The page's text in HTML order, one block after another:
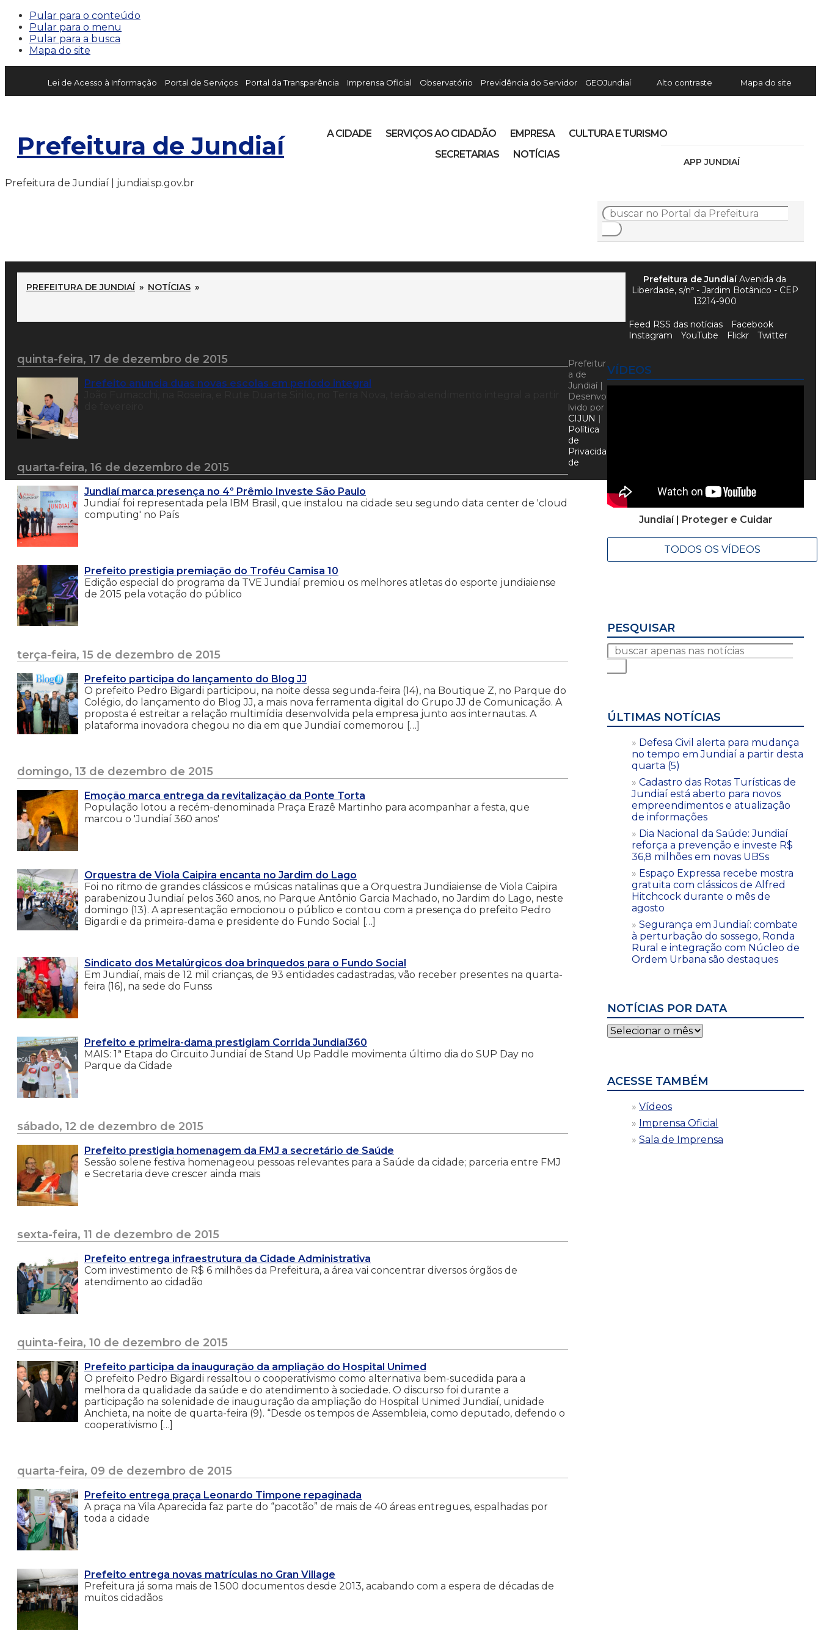
Pular para o conteúdo
Pular para o menu
Pular para a busca
Mapa do site
Lei de Acesso à Informação Portal de Serviços Portal da Transparência Imprensa Oficial Observatório Previdência do Servidor GEOJundiaí Alto contraste Mapa do site
Prefeitura de Jundiaí
APP JUNDIAÍ
A CIDADE SERVIÇOS AO CIDADÃO EMPRESA
CULTURA E TURISMO
SECRETARIAS
NOTÍCIAS
Prefeitura de Jundiaí | jundiai.sp.gov.br
PREFEITURA DE JUNDIAÍ » NOTÍCIAS »
quinta-feira, 17 de dezembro de 2015
Prefeito anuncia duas novas escolas em período integral
quarta-feira, 16 de dezembro de 2015
Jundiaí marca presença no 4º Prêmio Investe São Paulo
Jundiaí foi representada pela IBM Brasil, que instalou na cidade seu segundo data center de 'cloud
computing' no País
Prefeito prestigia premiação do Troféu Camisa 10
Edição especial do programa da TVE Jundiaí premiou os melhores atletas do esporte jundiaiense
de 2015 pela votação do público
terça-feira, 15 de dezembro de 2015
Prefeito participa do lançamento do Blog JJ
O prefeito Pedro Bigardi participou, na noite dessa segunda-feira (14), na Boutique Z, no Parque do
Colégio, do lançamento do Blog JJ, a mais nova ferramenta digital do Grupo JJ de Comunicação. A
proposta é estreitar a relação multimídia desenvolvida pela empresa junto aos internautas. A
plataforma inovadora chegou no dia em que Jundiaí comemorou […]
domingo, 13 de dezembro de 2015
Emoção marca entrega da revitalização da Ponte Torta
População lotou a recém-denominada Praça Erazê Martinho para acompanhar a festa, que
marcou o 'Jundiaí 360 anos'
Orquestra de Viola Caipira encanta no Jardim do Lago
Foi no ritmo de grandes clássicos e músicas natalinas que a Orquestra Jundiaiense de Viola Caipira
parabenizou Jundiaí pelos 360 anos, no Parque Antônio Garcia Machado, no Jardim do Lago, neste
domingo (13). A apresentação emocionou o público e contou com a presença do prefeito Pedro
Bigardi e da primeira-dama e presidente do Fundo Social […]
Sindicato dos Metalúrgicos doa brinquedos para o Fundo Social
Em Jundiaí, mais de 12 mil crianças, de 93 entidades cadastradas, vão receber presentes na quarta-
feira (16), na sede do Funss
Prefeito e primeira-dama prestigiam Corrida Jundiaí360
MAIS: 1ª Etapa do Circuito Jundiaí de Stand Up Paddle movimenta último dia do SUP Day no
Parque da Cidade
sábado, 12 de dezembro de 2015
Prefeito prestigia homenagem da FMJ a secretário de Saúde
Sessão solene festiva homenageou pessoas relevantes para a Saúde da cidade; parceria entre FMJ
e Secretaria deve crescer ainda mais
sexta-feira, 11 de dezembro de 2015
Prefeito entrega infraestrutura da Cidade Administrativa
Com investimento de R$ 6 milhões da Prefeitura, a área vai concentrar diversos órgãos de
atendimento ao cidadão
quinta-feira, 10 de dezembro de 2015
Prefeito participa da inauguração da ampliação do Hospital Unimed
O prefeito Pedro Bigardi ressaltou o cooperativismo como alternativa bem-sucedida para a
melhora da qualidade da saúde e do atendimento à sociedade. O discurso foi durante a
participação na solenidade de inauguração da ampliação do Hospital Unimed Jundiaí, unidade
Anchieta, na noite de quarta-feira (9). “Desde os tempos de Assembleia, como deputado, defendo o
cooperativismo […]
quarta-feira, 09 de dezembro de 2015
Prefeito entrega praça Leonardo Timpone repaginada
A praça na Vila Aparecida faz parte do “pacotão” de mais de 40 áreas entregues, espalhadas por
toda a cidade
Prefeito entrega novas matrículas no Gran Village
Prefeitura já soma mais de 1.500 documentos desde 2013, acabando com a espera de décadas de
muitos cidadãos
VÍDEOS
Jundiaí | Proteger e Cuidar
TODOS OS VÍDEOS
PESQUISAR
ÚLTIMAS NOTÍCIAS
Defesa Civil alerta para mudança
no tempo em Jundiaí a partir desta
quarta (5)
Cadastro das Rotas Turísticas de
Jundiaí está aberto para novos
empreendimentos e atualização
de informações
Dia Nacional da Saúde: Jundiaí
reforça a prevenção e investe R$
36,8 milhões em novas UBSs
Espaço Expressa recebe mostra
gratuita com clássicos de Alfred
Hitchcock durante o mês de
agosto
Segurança em Jundiaí: combate
à perturbação do sossego, Ronda
Rural e integração com Núcleo de
Ordem Urbana são destaques
NOTÍCIAS POR DATA
Notícias
por
ACESSE TAMBÉM
Vídeos
Imprensa Oficial
Sala de Imprensa
Prefeitura de JundiaíAvenida da
Liberdade, s/nº - Jardim Botânico - CEP
13214-900
Feed RSS das notícias
Facebook
Instagram
YouTube Flickr Twitter
Prefeitur
a de
Jundiaí |
Desenvo
lvido por
CIJUN |
Política
de
Privacida
de